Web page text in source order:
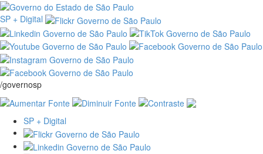
SP + Digital
/governosp
SP + Digital